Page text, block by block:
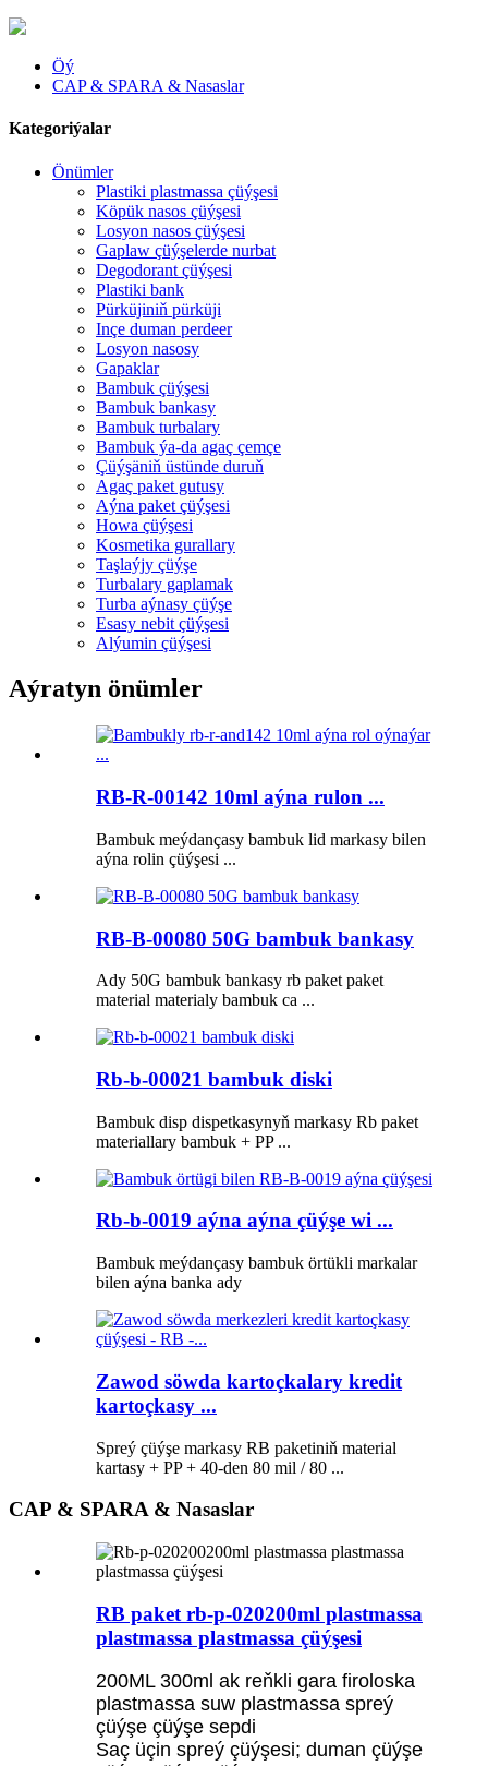
Öý
CAP & SPARA & Nasaslar
Kategoriýalar
Önümler
Plastiki plastmassa çüýşesi
Köpük nasos çüýşesi
Losyon nasos çüýşesi
Gaplaw çüýşelerde nurbat
Degodorant çüýşesi
Plastiki bank
Pürküjiniň pürküji
Inçe duman perdeer
Losyon nasosy
Gapaklar
Bambuk çüýşesi
Bambuk bankasy
Bambuk turbalary
Bambuk ýa-da agaç çemçe
Çüýşäniň üstünde duruň
Agaç paket gutusy
Aýna paket çüýşesi
Howa çüýşesi
Kosmetika gurallary
Taşlaýjy çüýşe
Turbalary gaplamak
Turba aýnasy çüýşe
Esasy nebit çüýşesi
Alýumin çüýşesi
Aýratyn önümler
RB-R-00142 10ml aýna rulon ...
Bambuk meýdançasy bambuk lid markasy bilen
aýna rolin çüýşesi ...
RB-B-00080 50G bambuk bankasy
Ady 50G bambuk bankasy rb paket paket
material materialy bambuk ca ...
Rb-b-00021 bambuk diski
Bambuk disp dispetkasynyň markasy Rb paket
materiallary bambuk + PP ...
Rb-b-0019 aýna aýna çüýşe wi ...
Bambuk meýdançasy bambuk örtükli markalar
bilen aýna banka ady
Zawod söwda kartoçkalary kredit
kartoçkasy ...
Spreý çüýşe markasy RB paketiniň material
kartasy + PP + 40-den 80 mil / 80 ...
CAP & SPARA & Nasaslar
RB paket rb-p-020200ml plastmassa
plastmassa plastmassa çüýşesi
200ML 300ml ak reňkli gara firoloska
plastmassa suw plastmassa spreý
çüýşe çüýşe sepdi
Saç üçin spreý çüýşesi; duman çüýşe